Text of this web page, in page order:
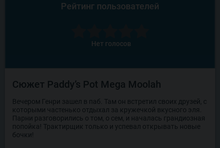
Рейтинг пользователей
Нет голосов
Сюжет Paddy’s Pot Mega Moolah
Вечером Генри зашел в паб. Там он встретил своих друзей, с
которыми частенько отдыхал за кружечкой вкусного эля.
Парни разговорились о том, о сем, и началась грандиозная
попойка! Трактирщик только и успевал открывать новые
бочки!